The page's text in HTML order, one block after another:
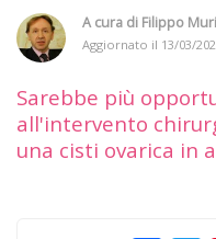
A cura di Filippo
Aggiornato il 13/03/
Sarebbe più
all'intervento
una cisti ovarica in